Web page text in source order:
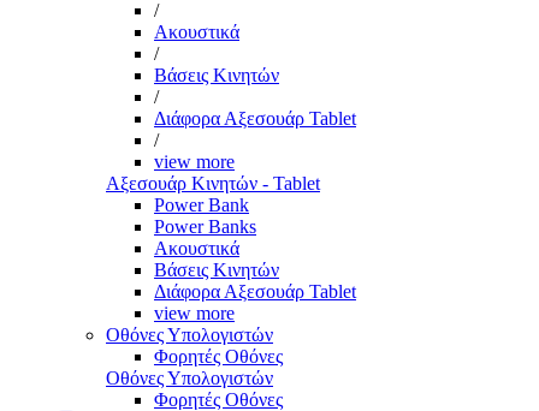
/
Ακουστικά
/
Βάσεις Κινητών
/
Διάφορα Αξεσουάρ Tablet
/
view more
Αξεσουάρ Κινητών - Tablet
Power Bank
Power Banks
Ακουστικά
Βάσεις Κινητών
Διάφορα Αξεσουάρ Tablet
view more
Οθόνες Υπολογιστών
Φορητές Οθόνες
Οθόνες Υπολογιστών
Φορητές Οθόνες